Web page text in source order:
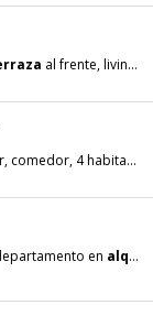
al frente, living con kitchenette integrada. dormitorio
con piso de pinotea, cocina
en alquiler